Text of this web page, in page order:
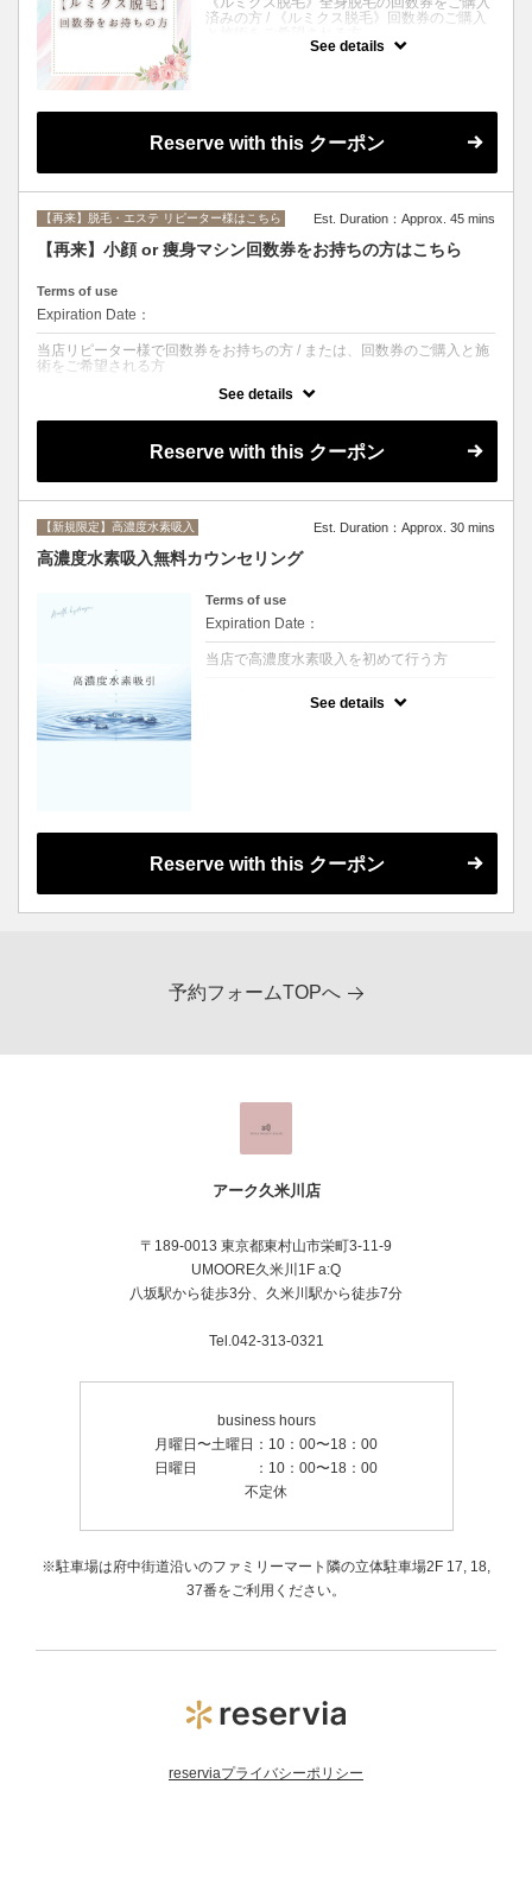
※ルミクス脱毛をご希望の方は別メニューとなります。
一度、クーポン選択画面に戻っていただき、《ルミクス脱毛》と記載の
あるメニューをお選びください。
済みの方 / 《ルミクス脱毛》回数券のご購入
《LUMIX-A9X》での全身脱毛をご希望で、ご
券をご購入後そのまま施術をご希望される方
はこちらのクーポンからご予約ください。
希望される施術が受けられない可能性がござ
います。
ご予約の際、ご不安でしたらお電話にてお問
い合わせくださいませ。
See details
Reserve with this クーポン
【再来】脱毛・エステ リピーター様はこちら Est. Duration：Approx. 45 mins
【再来】小顔 or 痩身マシン回数券をお持ちの方はこちら
Terms of use
Expiration Date：
当店リピーター様で回数券をお持ちの方 / または、回数券のご購入と施
術をご希望される方
回数券をお持ちの方、または回数券のご購入と施術をご希望される方は
こちらのクーポンからご予約ください。
（フェイシャル・ボディ共通）
※複数パーツをご希望される方は、お手数ですが数に応じてそれぞれご
予約を取っていただくようお願いいたします。
ご不安な方はお電話にてお問い合わせくださいませ。
See details
Reserve with this クーポン
【新規限定】高濃度水素吸入 Est. Duration：Approx. 30 mins
高濃度水素吸入無料カウンセリング
Terms of use
Expiration Date：
当店で高濃度水素吸入を初めて行う方
See details
Reserve with this クーポン
予約フォームTOPへ
アーク久米川店
〒189-0013 東京都東村山市栄町3-11-9
UMOORE久米川1F a:Q
八坂駅から徒歩3分、久米川駅から徒歩7分
Tel.042-313-0321
business hours
月曜日〜土曜日：10：00〜18：00
日曜日 ：10：00〜18：00
不定休
※駐車場は府中街道沿いのファミリーマート隣の立体駐車場2F 17, 18,
37番をご利用ください。
reserviaプライバシーポリシー